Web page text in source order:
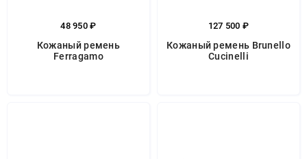
48 950 ₽
Кожаный ремень
Ferragamo
127 500 ₽
Кожаный ремень Brunello
Cucinelli